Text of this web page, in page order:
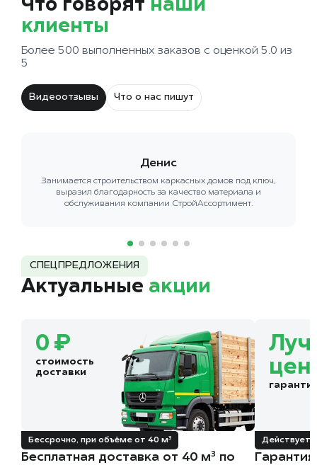
Что говорят наши
клиенты
Более 500 выполненных заказов с оценкой 5.0 из
5
Видеоотзывы Что о нас пишут
Денис
Занимается строительством каркасных домов под ключ,
выразил благодарность за качество материала и
обслуживания компании СтройАссортимент.
СПЕЦПРЕДЛОЖЕНИЯ
Актуальные акции
0 ₽
стоимость
доставки
Бессрочно, при объёме от 40 м³
Бесплатная доставка от 40 м³ по
Действует